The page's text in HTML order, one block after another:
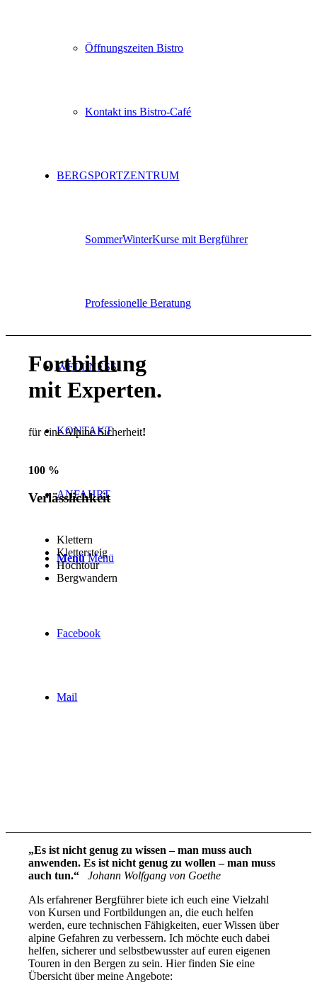
Öffnungszeiten Bistro
Kontakt ins Bistro-Café
BERGSPORTZENTRUM
SommerWinterKurse mit Bergführer
Professionelle Beratung
WELLNESS
KONTAKT
ANFAHRT
Menü Menü
Facebook
Mail
Fortbildung
mit Experten.
für eine Alpine Sicherheit!
100 %
Verlässlichkeit
Klettern
Klettersteig
Hochtour
Bergwandern
„Es ist nicht genug zu wissen – man muss auch
anwenden. Es ist nicht genug zu wollen – man muss
auch tun.“
Johann Wolfgang von Goethe
Als erfahrener Bergführer biete ich euch eine Vielzahl
von Kursen und Fortbildungen an, die euch helfen
werden, eure technischen Fähigkeiten, euer Wissen über
alpine Gefahren zu verbessern. Ich möchte euch dabei
helfen, sicherer und selbstbewusster auf euren eigenen
Touren in den Bergen zu sein. Hier finden Sie eine
Übersicht über meine Angebote: